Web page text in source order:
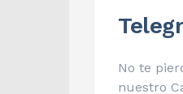
No te
nuestro